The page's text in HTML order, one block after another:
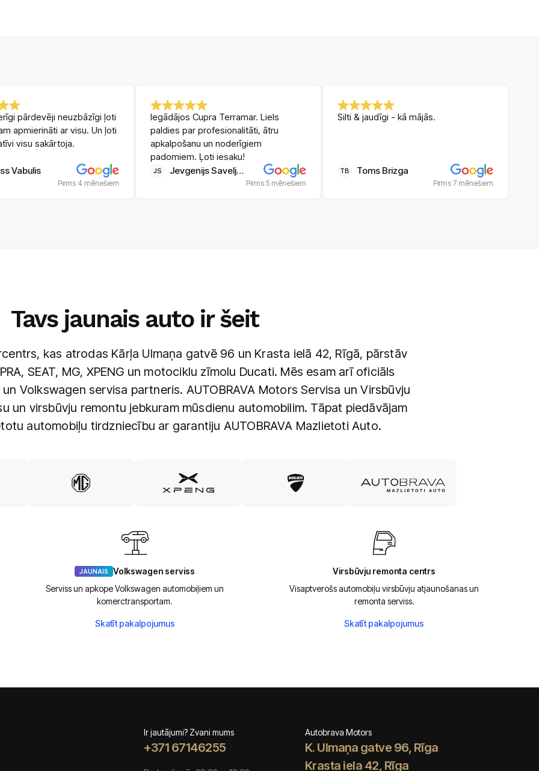
pārdevēji neuzbāzīgi ļoti
apmierināti ar visu. Un ļoti
visu sakārtoja.
Vabulis
Pirms 4 mēnešiem
Iegādājos Cupra Terramar. Liels
paldies par profesionalitāti, ātru
apkalpošanu un noderīgiem
padomiem. Ļoti iesaku!
JS Jevgenijs Saveljevs
Pirms 5 mēnešiem
Silti & jaudīgi - kā mājās.
TB Toms Brizga
Pirms 7 mēnešiem
Tavs jaunais auto ir šeit
kas atrodas Kārļa Ulmaņa gatvē 96 un Krasta ielā 42, Rīgā, pārstāv
SEAT, MG, XPENG un motociklu zīmolu Ducati. Mēs esam arī oficiāls
un Volkswagen servisa partneris. AUTOBRAVA Motors Servisa un Virsbūvju
un virsbūvju remontu jebkuram mūsdienu automobilim. Tāpat piedāvājam
automobiļu tirdzniecību ar garantiju AUTOBRAVA Mazlietoti Auto.
JAUNAIS
Volkswagen serviss
Serviss un apkope Volkswagen automobiļiem un
komerctransportam.
Skatīt pakalpojumus
Virsbūvju remonta centrs
Visaptverošs automobiļu virsbūvju atjaunošanas un
remonta serviss.
Skatīt pakalpojumus
Ir jautājumi? Zvani mums
+371 67146255
Autobrava Motors
K. Ulmaņa gatve 96, Rīga
Krasta iela 42, Rīga